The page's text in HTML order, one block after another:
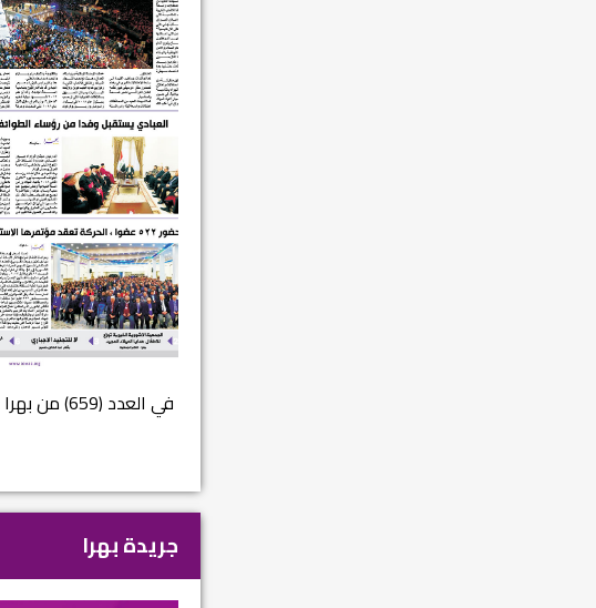
في العدد (659) من بهرا : انقضى عام النصر… م...
جريدة بهرا